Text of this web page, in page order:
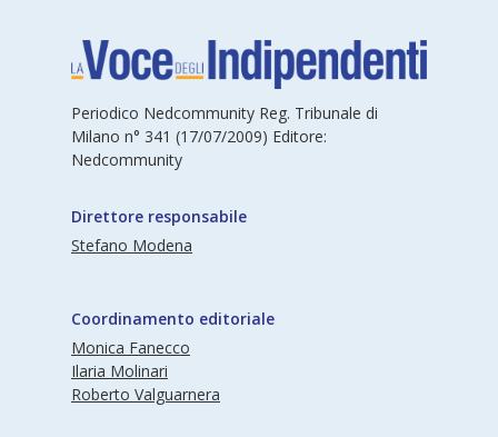
Periodico Nedcommunity Reg. Tribunale di
Milano n° 341 (17/07/2009) Editore:
Nedcommunity
Direttore responsabile
Stefano Modena
Coordinamento editoriale
Monica Fanecco
Ilaria Molinari
Roberto Valguarnera